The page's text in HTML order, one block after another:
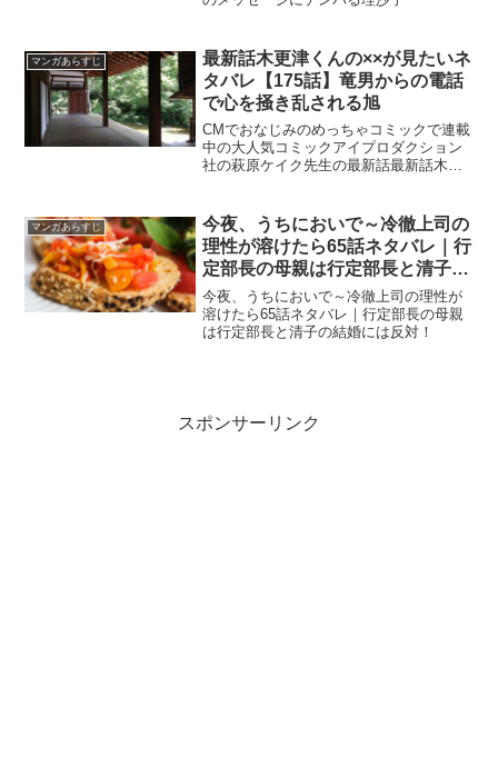
マンガあらすじ
最新話木更津くんの××が見たいネ
タバレ【175話】竜男からの電話
で心を掻き乱される旭
CMでおなじみのめっちゃコミックで連載
中の大人気コミックアイプロダクション
社の萩原ケイク先生の最新話最新話木更
マンガあらすじ
今夜、うちにおいで～冷徹上司の
理性が溶けたら65話ネタバレ｜行
定部長の母親は行定部長と清子の
結婚には反対！
今夜、うちにおいで～冷徹上司の理性が
溶けたら65話ネタバレ｜行定部長の母親
は行定部長と清子の結婚には反対！
スポンサーリンク